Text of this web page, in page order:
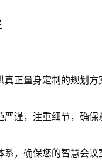
真正量身定制的规划方
严谨，注重细节，确保
系，确保您的智慧会议